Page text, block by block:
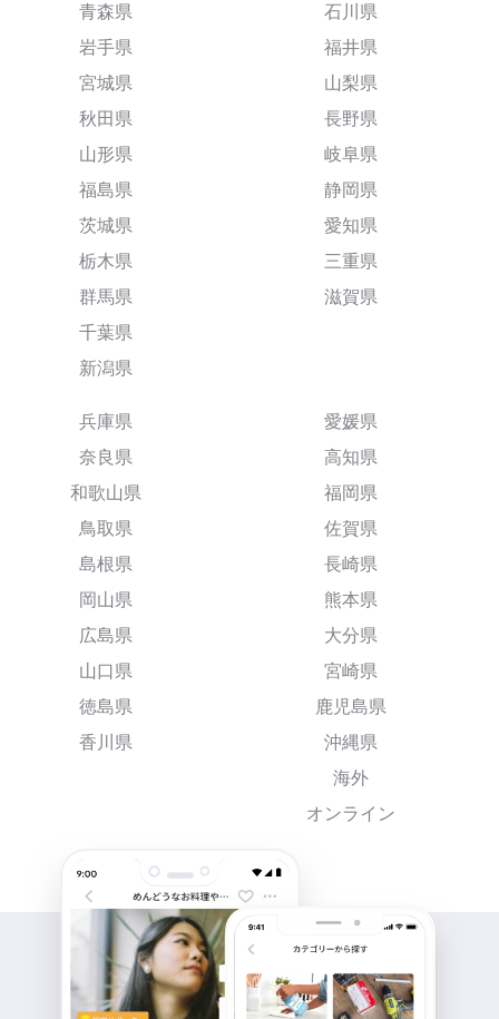
青森県
岩手県
宮城県
秋田県
山形県
福島県
茨城県
栃木県
群馬県
千葉県
新潟県
石川県
福井県
山梨県
長野県
岐阜県
静岡県
愛知県
三重県
滋賀県
兵庫県
奈良県
和歌山県
鳥取県
島根県
岡山県
広島県
山口県
徳島県
香川県
愛媛県
高知県
福岡県
佐賀県
長崎県
熊本県
大分県
宮崎県
鹿児島県
沖縄県
海外
オンライン